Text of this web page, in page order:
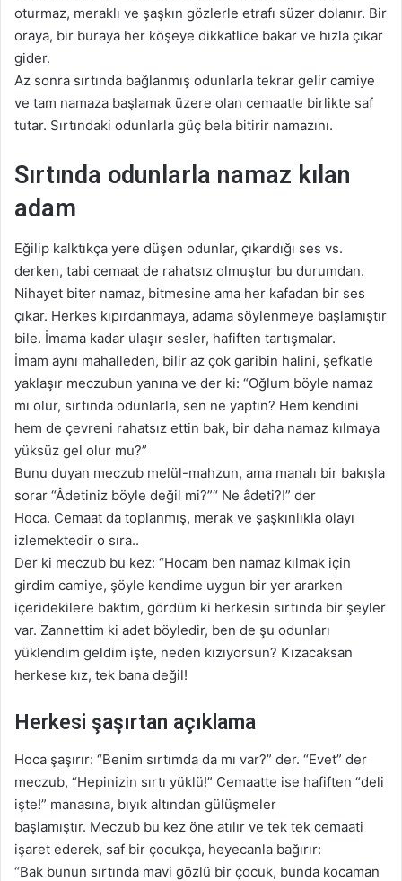
oturmaz, meraklı ve şaşkın gözlerle etrafı süzer dolanır. Bir
oraya, bir buraya her köşeye dikkatlice bakar ve hızla çıkar
gider.
Az sonra sırtında bağlanmış odunlarla tekrar gelir camiye
ve tam namaza başlamak üzere olan cemaatle birlikte saf
tutar. Sırtındaki odunlarla güç bela bitirir namazını.
Sırtında odunlarla namaz kılan
adam
Eğilip kalktıkça yere düşen odunlar, çıkardığı ses vs.
derken, tabi cemaat de rahatsız olmuştur bu durumdan.
Nihayet biter namaz, bitmesine ama her kafadan bir ses
çıkar. Herkes kıpırdanmaya, adama söylenmeye başlamıştır
bile. İmama kadar ulaşır sesler, hafiften tartışmalar.
İmam aynı mahalleden, bilir az çok garibin halini, şefkatle
yaklaşır meczubun yanına ve der ki: “Oğlum böyle namaz
mı olur, sırtında odunlarla, sen ne yaptın? Hem kendini
hem de çevreni rahatsız ettin bak, bir daha namaz kılmaya
yüksüz gel olur mu?”
Bunu duyan meczub melül-mahzun, ama manalı bir bakışla
sorar “Âdetiniz böyle değil mi?”“ Ne âdeti?!” der
Hoca. Cemaat da toplanmış, merak ve şaşkınlıkla olayı
izlemektedir o sıra..
Der ki meczub bu kez: “Hocam ben namaz kılmak için
girdim camiye, şöyle kendime uygun bir yer ararken
içeridekilere baktım, gördüm ki herkesin sırtında bir şeyler
var. Zannettim ki adet böyledir, ben de şu odunları
yüklendim geldim işte, neden kızıyorsun? Kızacaksan
herkese kız, tek bana değil!
Herkesi şaşırtan açıklama
Hoca şaşırır: “Benim sırtımda da mı var?” der. “Evet” der
meczub, “Hepinizin sırtı yüklü!” Cemaatte ise hafiften “deli
işte!” manasına, bıyık altından gülüşmeler
başlamıştır. Meczub bu kez öne atılır ve tek tek cemaati
işaret ederek, saf bir çocukça, heyecanla bağırır:
“Bak bunun sırtında mavi gözlü bir çocuk, bunda kocaman